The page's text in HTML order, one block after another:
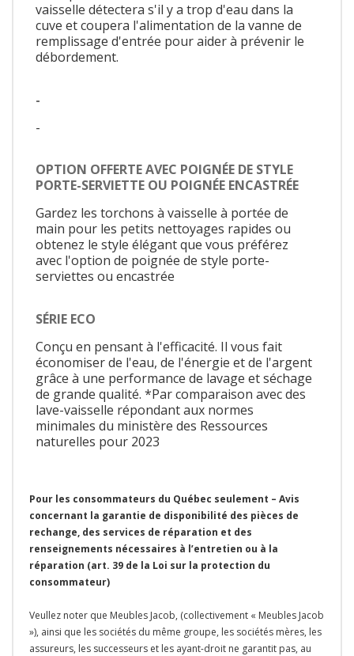
vaisselle détectera s'il y a trop d'eau dans la
cuve et coupera l'alimentation de la vanne de
remplissage d'entrée pour aider à prévenir le
débordement.
-
-
OPTION OFFERTE AVEC POIGNÉE DE STYLE
PORTE-SERVIETTE OU POIGNÉE ENCASTRÉE
Gardez les torchons à vaisselle à portée de
main pour les petits nettoyages rapides ou
obtenez le style élégant que vous préférez
avec l'option de poignée de style porte-
serviettes ou encastrée
SÉRIE ECO
Conçu en pensant à l'efficacité. Il vous fait
économiser de l'eau, de l'énergie et de l'argent
grâce à une performance de lavage et séchage
de grande qualité. *Par comparaison avec des
lave-vaisselle répondant aux normes
minimales du ministère des Ressources
naturelles pour 2023
Pour les consommateurs du Québec seulement – Avis
concernant la garantie de disponibilité des pièces de
rechange, des services de réparation et des
renseignements nécessaires à l’entretien ou à la
réparation (art. 39 de la Loi sur la protection du
consommateur)
Veullez noter que Meubles Jacob, (collectivement « Meubles Jacob
»), ainsi que les sociétés du même groupe, les sociétés mères, les
assureurs, les successeurs et les ayant-droit ne garantit pas, au